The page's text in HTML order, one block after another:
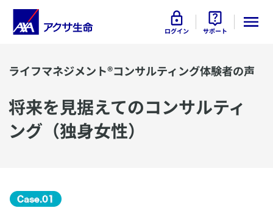
ログイン サポート
ライフマネジメント®コンサルティング体験者の声
​将来を見据えてのコンサルティ
ング（独身女性）